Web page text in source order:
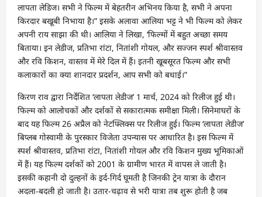
लापता लेडिज। सभी ने फिल्म में बेहतरीन अभिनय किया है, सभी ने अपना
किरदार बखूबी निभाया है।” इसके अलावा आलिया भट्ट ने भी फिल्म को लेकर
अपनी राय साझा की थी। आलिया ने लिखा, ‘फिल्मों में बहुत अच्छा समय
बिताया। इन लेडीज, प्रतिभा रांटा, नितांशी गोयल, और सज्जन स्पर्श श्रीवास्तव
और रवि किशन, वास्तव में मेरे दिल में हैं। इतनी खूबसूरत फिल्म और सभी
कलाकारों का क्या शानदार प्रदर्शन, आप सभी को बधाई।”
किरण राव द्वारा निर्देशित ‘लापता लेडीज’ 1 मार्च, 2024 को रिलीज हुई थी।
फिल्म को आलोचकों और दर्शकों से सकारात्मक समीक्षा मिली। सिनेमाघरों के
बाद यह फिल्म 26 अप्रैल को नेटफ्लिक्स पर रिलीज हुई। फिल्म ‘लापता लेडीज’
बिप्लब गोस्वामी के पुरस्कार विजेता उपन्यास पर आधारित है। इस फिल्म में
स्पर्श श्रीवास्तव, प्रतिभा रांटा, नितांशी गोयल और रवि किशन मुख्य भूमिकाओं
में हैं। यह फिल्म दर्शकों को 2001 के ग्रामीण भारत में वापस ले जाती है।
इसकी कहानी दो दुल्हनों के इर्द-गिर्द घूमती है जिनकी ट्रेन यात्रा के दौरान
अदला-बदली हो जाती है। उतार-चढ़ाव से भरी यात्रा तब शुरू होती है जब